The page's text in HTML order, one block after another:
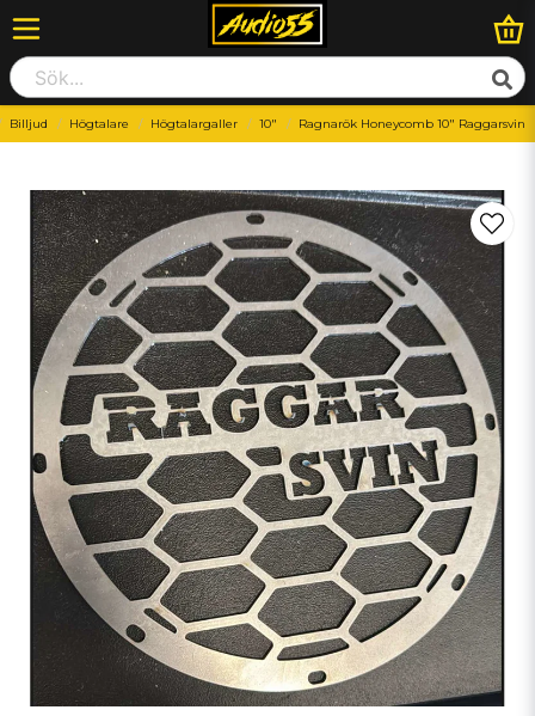
Billjud Högtalare Högtalargaller 10" Ragnarök Honeycomb 10" Raggarsvin